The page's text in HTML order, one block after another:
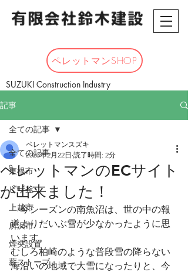
ペレットマンSHOP
SUZUKI Construction Industry
記事
全ての記事
東根市
ピザ釜
上越市
所沢市
煙突設置
薪ストーブ
全ての記事
ペレットマンのECサイト
が出来ました！
ペレットマンスズキ
2023年2月22日 読了時間: 2分
今シーズンの南魚沼は、世の中の報
道よりだいぶ雪が少なかったように思
います。
むしろ柏崎のような普段雪の降らない
海沿いの地域で大雪になったりと、今